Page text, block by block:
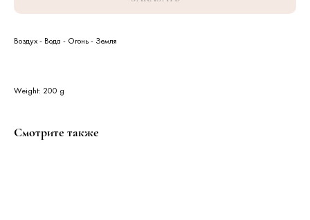
Воздух - Вода - Огонь - Земля
Weight: 200 g
Смотрите также